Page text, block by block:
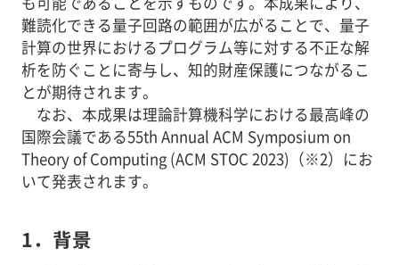
難読化できる量子回路の範囲が広がることで、量子
計算の世界におけるプログラム等に対する不正な解
析を防ぐことに寄与し、知的財産保護につながるこ
とが期待されます。
なお、本成果は理論計算機科学における最高峰の
国際会議である55th Annual ACM Symposium on
Theory of Computing (ACM STOC 2023)（※2）にお
いて発表されます。
1．背景